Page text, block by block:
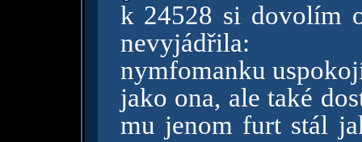
k 24528 si dovolím
nevyjádřila:
nymfomanku
jako ona, ale také
mu jenom furt stál